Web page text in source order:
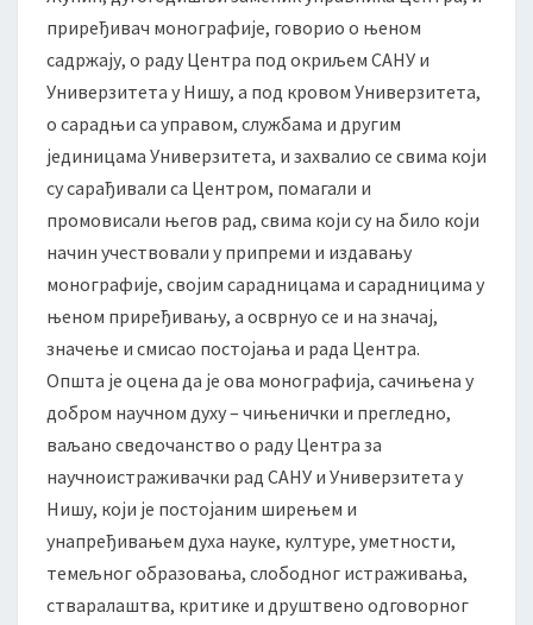
–
2
0
1
6
.
приређивач монографије, говорио о њеном
садржају, о раду Центра под окриљем САНУ и
Универзитета у Нишу, а под кровом Универзитета,
о сарадњи са управом, службама и другим
јединицама Универзитета, и захвалио се свима који
су сарађивали са Центром, помагали и
промовисали његов рад, свима који су на било који
начин учествовали у припреми и издавању
монографије, својим сарадницама и сарадницима у
њеном приређивању, а осврнуо се и на значај,
значење и смисао постојања и рада Центра.
Општа је оцена да је ова монографија, сачињена у
добром научном духу – чињенички и прегледно,
ваљано сведочанство о раду Центра за
научноистраживачки рад САНУ и Универзитета у
Нишу, који је постојаним ширењем и
унапређивањем духа науке, културе, уметности,
темељног образовања, слободног истраживања,
стваралаштва, критике и друштвено одговорног